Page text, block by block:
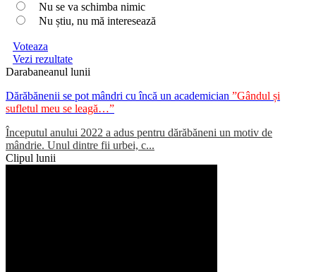
Nu se va schimba nimic
Nu știu, nu mă interesează
Voteaza
Vezi rezultate
Darabaneanul lunii
Dărăbănenii se pot mândri cu încă un academician ”Gândul și
sufletul meu se leagă…”
Începutul anului 2022 a adus pentru dărăbăneni un motiv de
mândrie. Unul dintre fii urbei, c...
Clipul lunii